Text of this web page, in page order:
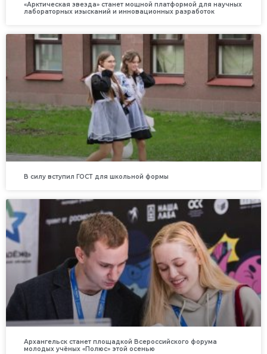
«Арктическая звезда» станет мощной платформой для научных
лабораторных изысканий и инновационных разработок
В силу вступил ГОСТ для школьной формы
Архангельск станет площадкой Всероссийского форума
молодых учёных «Полюс» этой осенью